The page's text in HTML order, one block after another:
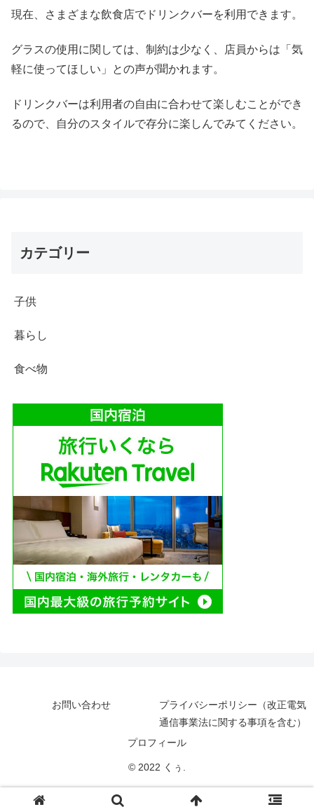
現在、さまざまな飲食店でドリンクバーを利用できます。
グラスの使用に関しては、制約は少なく、店員からは「気
軽に使ってほしい」との声が聞かれます。
ドリンクバーは利用者の自由に合わせて楽しむことができ
るので、自分のスタイルで存分に楽しんでみてください。
カテゴリー
子供
暮らし
食べ物
お問い合わせ
プライバシーポリシー（改正電気
通信事業法に関する事項を含む）
プロフィール
© 2022 くぅ.